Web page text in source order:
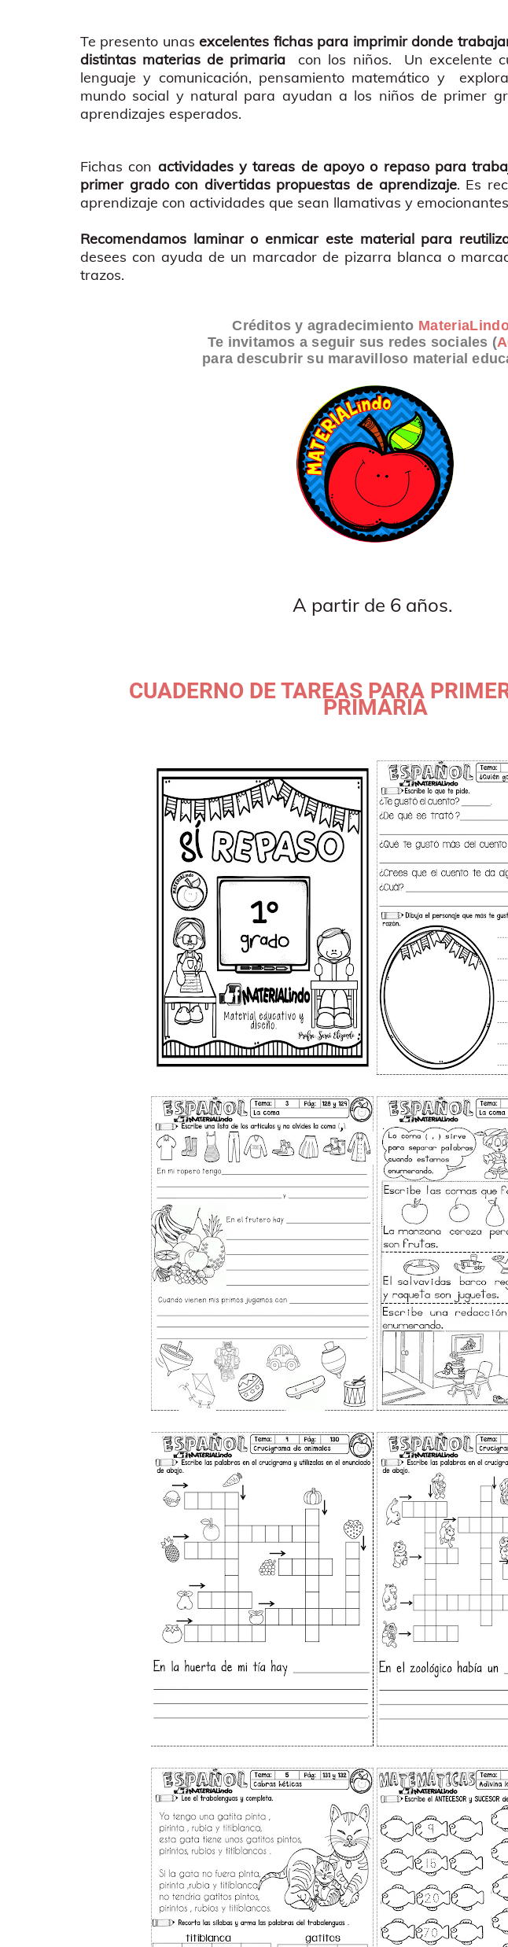
Te presento unas excelentes fichas para imprimir donde
distintas materias de primaria
con los niños. Un excelente
lenguaje y comunicación, pensamiento matemático y
mundo social y natural para ayudan a los niños de primer
aprendizajes esperados.
Fichas con actividades y tareas de apoyo o repaso para
primer grado con divertidas propuestas de aprendizaje. Es
aprendizaje con actividades que sean llamativas y
Recomendamos laminar o enmicar este material para
desees con ayuda de un marcador de pizarra blanca o
trazos.
Créditos y agradecimiento
Te invitamos a seguir sus redes sociales (
para descubrir su maravilloso material
A partir de 6 años.
CUADERNO DE TAREAS PARA
PRIMARIA